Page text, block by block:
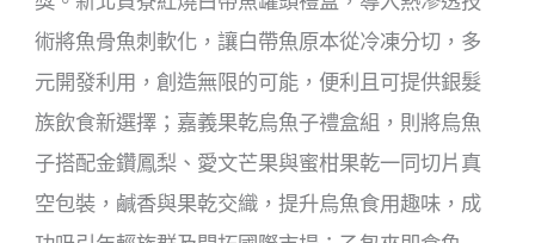
術將魚骨魚刺軟化，讓白帶魚原本從冷凍分切，多
元開發利用，創造無限的可能，便利且可提供銀髮
族飲食新選擇；嘉義果乾烏魚子禮盒組，則將烏魚
子搭配金鑽鳳梨、愛文芒果與蜜柑果乾一同切片真
空包裝，鹹香與果乾交織，提升烏魚食用趣味，成